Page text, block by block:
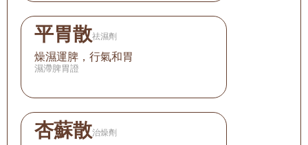
平胃散祛濕劑
燥濕運脾，行氣和胃
濕滯脾胃證
杏蘇散治燥劑